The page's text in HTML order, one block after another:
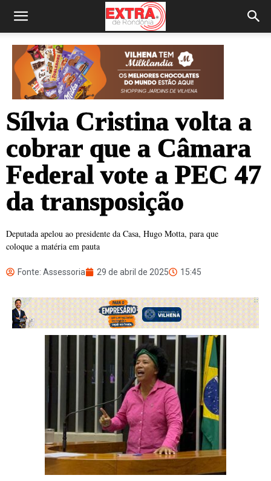
Sílvia Cristina volta a
cobrar que a Câmara
Federal vote a PEC 47
da transposição
Deputada apelou ao presidente da Casa, Hugo Motta, para que
coloque a matéria em pauta
Fonte: Assessoria 29 de abril de 2025 15:45